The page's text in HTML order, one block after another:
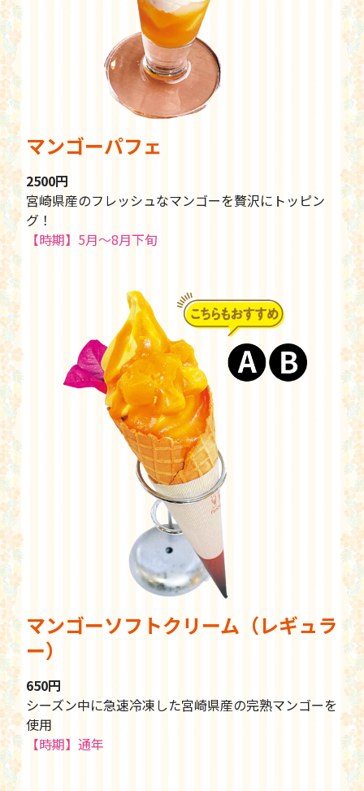
マンゴーパフェ
2500円
宮崎県産のフレッシュなマンゴーを贅沢にトッピン
グ！
【時期】5月～8月下旬
マンゴーソフトクリーム（レギュラ
ー）
650円
シーズン中に急速冷凍した宮崎県産の完熟マンゴーを
使用
【時期】通年